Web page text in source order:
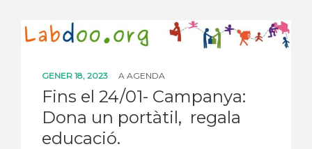
CONTACTE
GENER 18, 2023 A AGENDA
Fins el 24/01- Campanya:
Dona un portàtil, regala
educació.